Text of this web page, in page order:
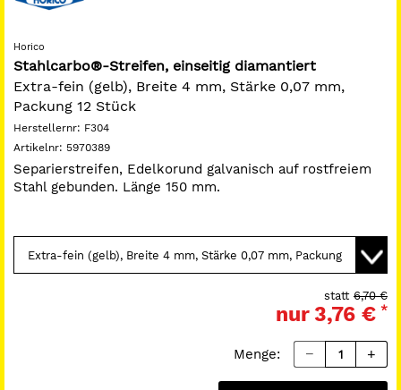
Horico
Stahlcarbo®-Streifen, einseitig diamantiert
Extra-fein (gelb), Breite 4 mm, Stärke 0,07 mm,
Packung 12 Stück
Herstellernr: F304
Artikelnr: 5970389
Separierstreifen, Edelkorund galvanisch auf rostfreiem
Stahl gebunden. Länge 150 mm.
6,70 €
statt
nur 3,76 € *
Menge: